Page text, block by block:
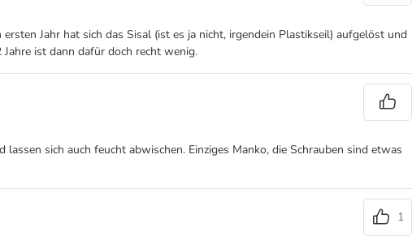
Jahr hat sich das Sisal (ist es ja nicht, irgendein Plastikseil) aufgelöst und
ist dann dafür doch recht wenig.
sich auch feucht abwischen. Einziges Manko, die Schrauben sind etwas
1